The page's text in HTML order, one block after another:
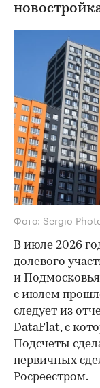
Фото: Sergio
В июле 2026
долевого
и
с июлем
следует из
DataFlat, с
Подсчеты
первичных
Росреестром.